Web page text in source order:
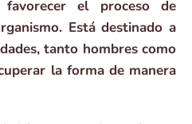
favorecer el proceso de
Está destinado a
tanto hombres como
la forma de manera